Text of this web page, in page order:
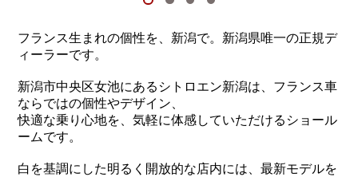
フランス生まれの個性を、新潟で。新潟県唯一の正規デ
ィーラーです。
新潟市中央区女池にあるシトロエン新潟は、フランス車
ならではの個性やデザイン、
快適な乗り心地を、気軽に体感していただけるショール
ームです。
白を基調にした明るく開放的な店内には、最新モデルを